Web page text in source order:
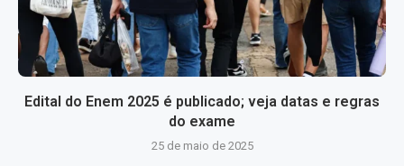
Edital do Enem 2025 é publicado; veja datas e regras
do exame
25 de maio de 2025